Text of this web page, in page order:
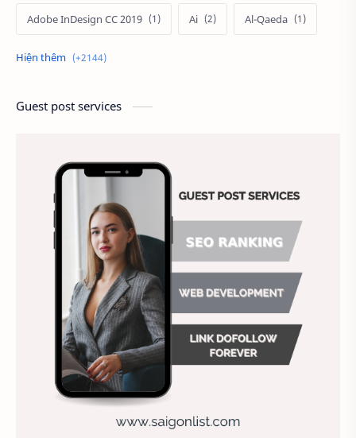
Adobe InDesign CC 2019 Ai Al-Qaeda
Alien Alternative
Ảnh nền chuẩn HD Ảnh nền đẹp
Ảnh nền sinh nhật
Animal Ankle boots Antarctic
Antibodies against Covid-19 Antiquarian
Antiviral antibodies Áo bà ba
Áo bà ba hiện đại Áo bà bầu Áo bác sĩ
Áo bếp trưởng áo công nhân
Guest post services